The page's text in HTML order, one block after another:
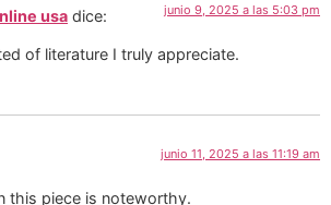
usa dice: junio 9, 2025 a las 5:03 pm
of literature I truly appreciate.
junio 11, 2025 a las 11:19 am
this piece is noteworthy.